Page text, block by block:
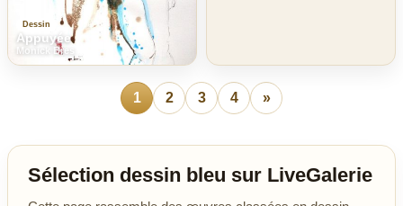
Dessin
Appuyée
Monick Bres
1 2 3 4 »
Sélection dessin bleu sur LiveGalerie